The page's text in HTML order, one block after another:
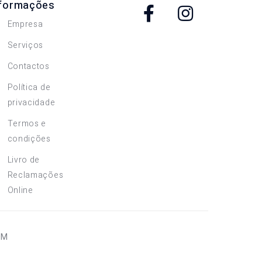
Empresa
Serviços
Contactos
Política de
privacidade
Termos e
condições
Livro de
Reclamações
Online